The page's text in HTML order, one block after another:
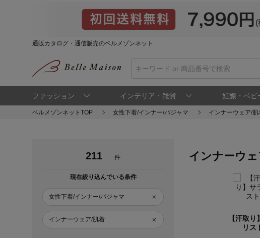
通販カタログ・通信販売のベルメゾンネット
ファッション インテリア・雑貨 妊娠・ベビ
ベルメゾンネットTOP 女性下着/インナー/パジャマ インナーウェア/肌
211 件
現在絞り込んでいる条件
女性下着/インナー/パジャマ
インナーウェア/肌着
インナーウ
【汗取り
リス